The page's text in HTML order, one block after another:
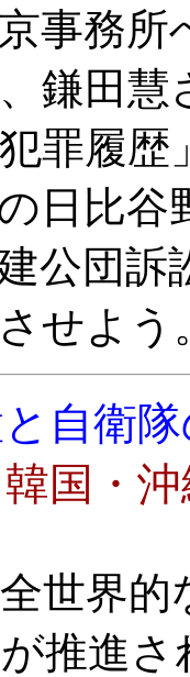
事務
鎌田慧
罪履歴
日比谷
公団訴
せよう
自衛
韓国・
世界的
推進